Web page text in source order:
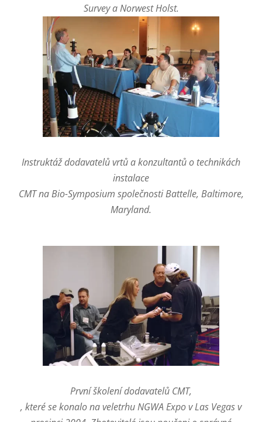
Survey a Norwest Holst.
Instruktáž dodavatelů vrtů a konzultantů o technikách
instalace
CMT na Bio-Symposium společnosti Battelle, Baltimore,
Maryland.
První školení dodavatelů CMT,
, které se konalo na veletrhu NGWA Expo v Las Vegas v